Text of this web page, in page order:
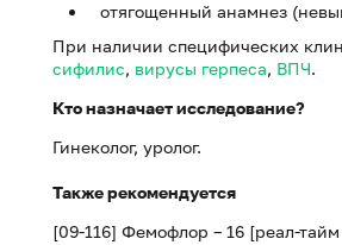
отягощенный анамнез
При наличии специфических
сифилис, вирусы герпеса, ВПЧ.
Кто назначает исследование?
Гинеколог, уролог.
Также рекомендуется
[09-116] Фемофлор – 16 [реал-